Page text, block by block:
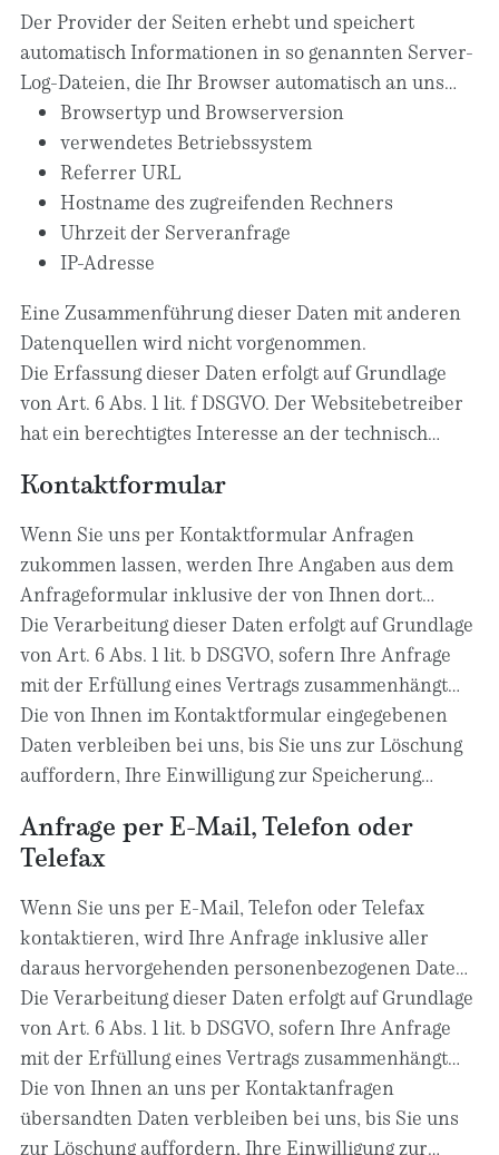
technisch fehlerfreien und optimierten
Bereitstellung seiner Dienste. Sofern eine
Einwilligung zur Speicherung von Cookies und
vergleichbaren Wiedererkennungstechnologien
abgefragt wurde, erfolgt die Verarbeitung
ausschließlich auf Grundlage dieser Einwilligung
(Art. 6 Abs. 1 lit. a DSGVO und § 25 Abs. 1 TDDDG);
die Einwilligung ist jederzeit widerrufbar.
Der Provider der Seiten erhebt und speichert
automatisch Informationen in so genannten Server-
Log-Dateien, die Ihr Browser automatisch an uns
übermittelt. Dies sind:
Browsertyp und Browserversion
verwendetes Betriebssystem
Referrer URL
Hostname des zugreifenden Rechners
Uhrzeit der Serveranfrage
IP-Adresse
Eine Zusammenführung dieser Daten mit anderen
Datenquellen wird nicht vorgenommen.
Die Erfassung dieser Daten erfolgt auf Grundlage
von Art. 6 Abs. 1 lit. f DSGVO. Der Websitebetreiber
hat ein berechtigtes Interesse an der technisch
seiner Website – hierzu müssen die Server-Log-
Files erfasst werden.
Kontaktformular
Wenn Sie uns per Kontaktformular Anfragen
zukommen lassen, werden Ihre Angaben aus dem
Anfrageformular inklusive der von Ihnen dort
angegebenen Kontaktdaten zwecks Bearbeitung der
Anfrage und für den Fall von Anschlussfragen bei
uns gespeichert. Diese Daten geben wir nicht ohne
Ihre Einwilligung weiter.
Die Verarbeitung dieser Daten erfolgt auf Grundlage
von Art. 6 Abs. 1 lit. b DSGVO, sofern Ihre Anfrage
mit der Erfüllung eines Vertrags zusammenhängt
oder zur Durchführung vorvertraglicher
Maßnahmen erforderlich ist. In allen übrigen Fällen
beruht die Verarbeitung auf unserem berechtigten
gerichteten Anfragen (Art. 6 Abs. 1 lit. f DSGVO) oder
auf Ihrer Einwilligung (Art. 6 Abs. 1 lit. a DSGVO)
sofern diese abgefragt wurde; die Einwilligung ist
jederzeit widerrufbar.
Die von Ihnen im Kontaktformular eingegebenen
Daten verbleiben bei uns, bis Sie uns zur Löschung
auffordern, Ihre Einwilligung zur Speicherung
Datenspeicherung entfällt (z. B. nach
abgeschlossener Bearbeitung Ihrer Anfrage).
Zwingende gesetzliche Bestimmungen –
insbesondere Aufbewahrungsfristen – bleiben
unberührt.
Anfrage per E-Mail, Telefon oder
Telefax
Wenn Sie uns per E-Mail, Telefon oder Telefax
kontaktieren, wird Ihre Anfrage inklusive aller
daraus hervorgehenden personenbezogenen Daten
(Name, Anfrage) zum Zwecke der Bearbeitung Ihres
Anliegens bei uns gespeichert und verarbeitet. Diese
Daten geben wir nicht ohne Ihre Einwilligung weiter.
Die Verarbeitung dieser Daten erfolgt auf Grundlage
von Art. 6 Abs. 1 lit. b DSGVO, sofern Ihre Anfrage
mit der Erfüllung eines Vertrags zusammenhängt
oder zur Durchführung vorvertraglicher
Maßnahmen erforderlich ist. In allen übrigen Fällen
beruht die Verarbeitung auf unserem berechtigten
Die von Ihnen an uns per Kontaktanfragen
übersandten Daten verbleiben bei uns, bis Sie uns
zur Löschung auffordern, Ihre Einwilligung zur